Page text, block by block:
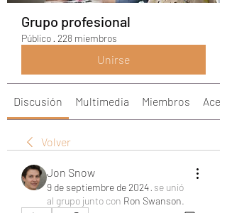
Grupo profesional
Público · 228 miembros
Unirse
Discusión Multimedia Miembros
Volver
Jon Snow
9 de septiembre de 2024· se unió
al grupo junto con Ron Swanson